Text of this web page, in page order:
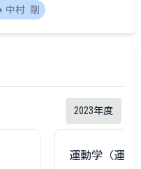
中村 剛
2023年度
運動学（運動